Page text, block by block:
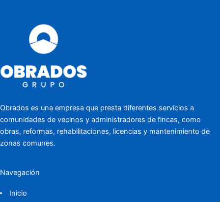
Obrados es una empresa que presta diferentes servicios a
comunidades de vecinos y administradores de fincas, como
obras, reformas, rehabilitaciones, licencias y mantenimiento de
zonas comunes.
Navegación
Inicio